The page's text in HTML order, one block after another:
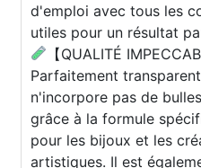
d'emploi avec tous les
utiles pour un résultat
【QUALITÉ
Parfaitement
n'incorpore pas de
grâce à la formule
pour les bijoux et les
artistiques. Il est